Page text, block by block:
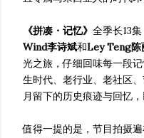
《拼凑・记忆》 全季长13
Wind李诗斌和Ley Teng陈
光之旅，仔细回味每一段
生时代、老行业、老社区
月留下的历史痕迹与回忆
值得一提的是，节目拍摄